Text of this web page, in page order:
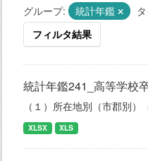
グループ: 統計年鑑
フィルタ結果
統計年鑑241_高等学校
（１）所在地別（市郡別
XLSX XLS